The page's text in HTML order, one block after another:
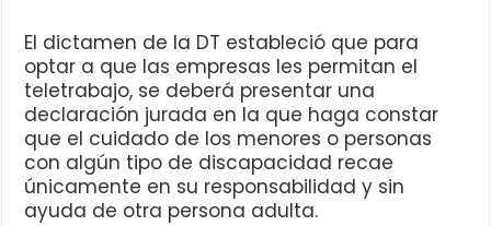
El dictamen de la DT estableció que para
optar a que las empresas les permitan el
teletrabajo, se deberá presentar una
declaración jurada en la que haga constar
que el cuidado de los menores o personas
con algún tipo de discapacidad recae
únicamente en su responsabilidad y sin
ayuda de otra persona adulta.